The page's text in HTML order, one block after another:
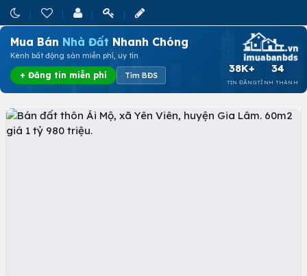
Mua Bán Nhà Đất Nhanh Chóng
Kênh bất động sản miễn phí, uy tín
+ Đăng tin miễn phí Tìm BĐS
38K+
TIN ĐĂNG
34
TỈNH THÀNH